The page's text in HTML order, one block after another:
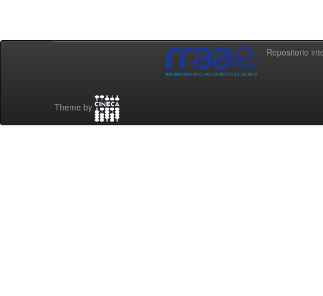
Repositorio
Theme by